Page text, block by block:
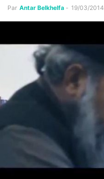
Par Antar Belkhelfa - 19/03/2014